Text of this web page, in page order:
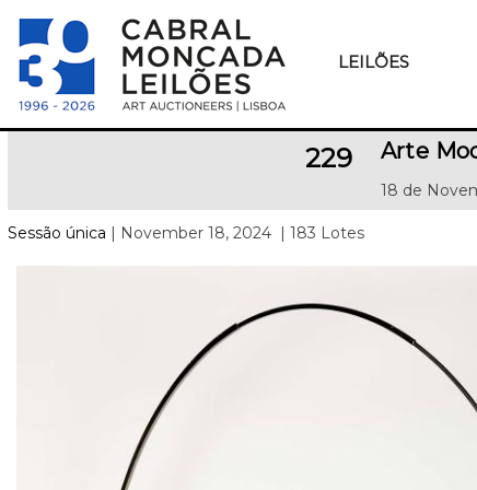
LEILÕES
229 Arte
18 de
Sessão única | November 18, 2024 | 183 Lotes